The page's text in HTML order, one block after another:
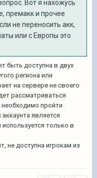
Вот я нахожусь
премакк и прочее
не переносить акк,
или с Европы это
быть доступна в двух
региона или
на сервере не своего
рассматриваться
необходимо пройти
является
только в
не доступна игрокам из